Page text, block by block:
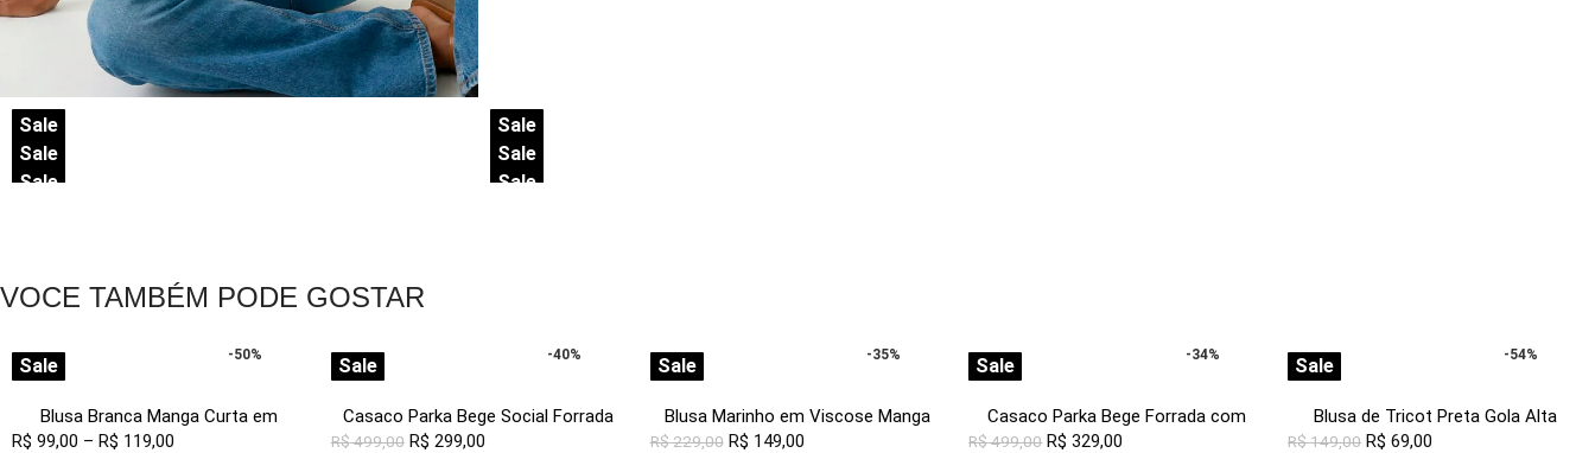
Sale
Sale
Sale
Sale
Sale
Sale
VOCE TAMBÉM PODE GOSTAR
Sale -50%
Blusa Branca Manga Curta em
Viscose com Linho Sob Pregas
R$ 99,00 – R$ 119,00
Sale -40%
Casaco Parka Bege Social Forrada
com Capuz Sob
R$499,00 R$ 299,00
Sale -35%
Blusa Marinho em Viscose Manga
Curta Sob Bordada Colorida
R$229,00 R$ 149,00
Sale -34%
Casaco Parka Bege Forrada com
Capuz Sob
R$499,00 R$ 329,00
Sale -54%
Blusa de Tricot Preta Gola Alta
Manga Longa Justa Sob
R$149,00 R$ 69,00